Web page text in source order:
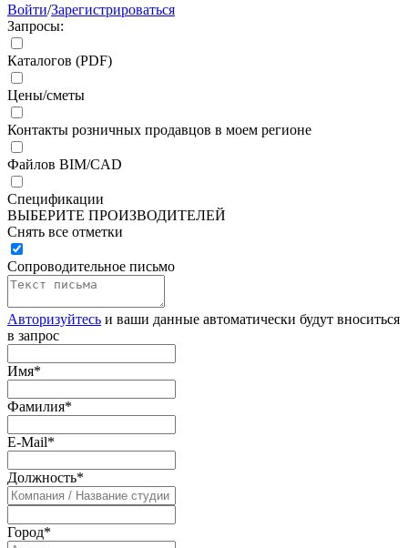
Войти/Зарегистрироваться
Запросы:
Каталогов (PDF)
Цены/сметы
Контакты розничных продавцов в моем регионе
Файлов BIM/CAD
Спецификации
ВЫБЕРИТЕ ПРОИЗВОДИТЕЛЕЙ
Снять все отметки
Сопроводительное письмо
Авторизуйтесь и ваши данные автоматически будут вноситься
в запрос
Имя*
Фамилия*
E-Mail*
Должность*
Город*